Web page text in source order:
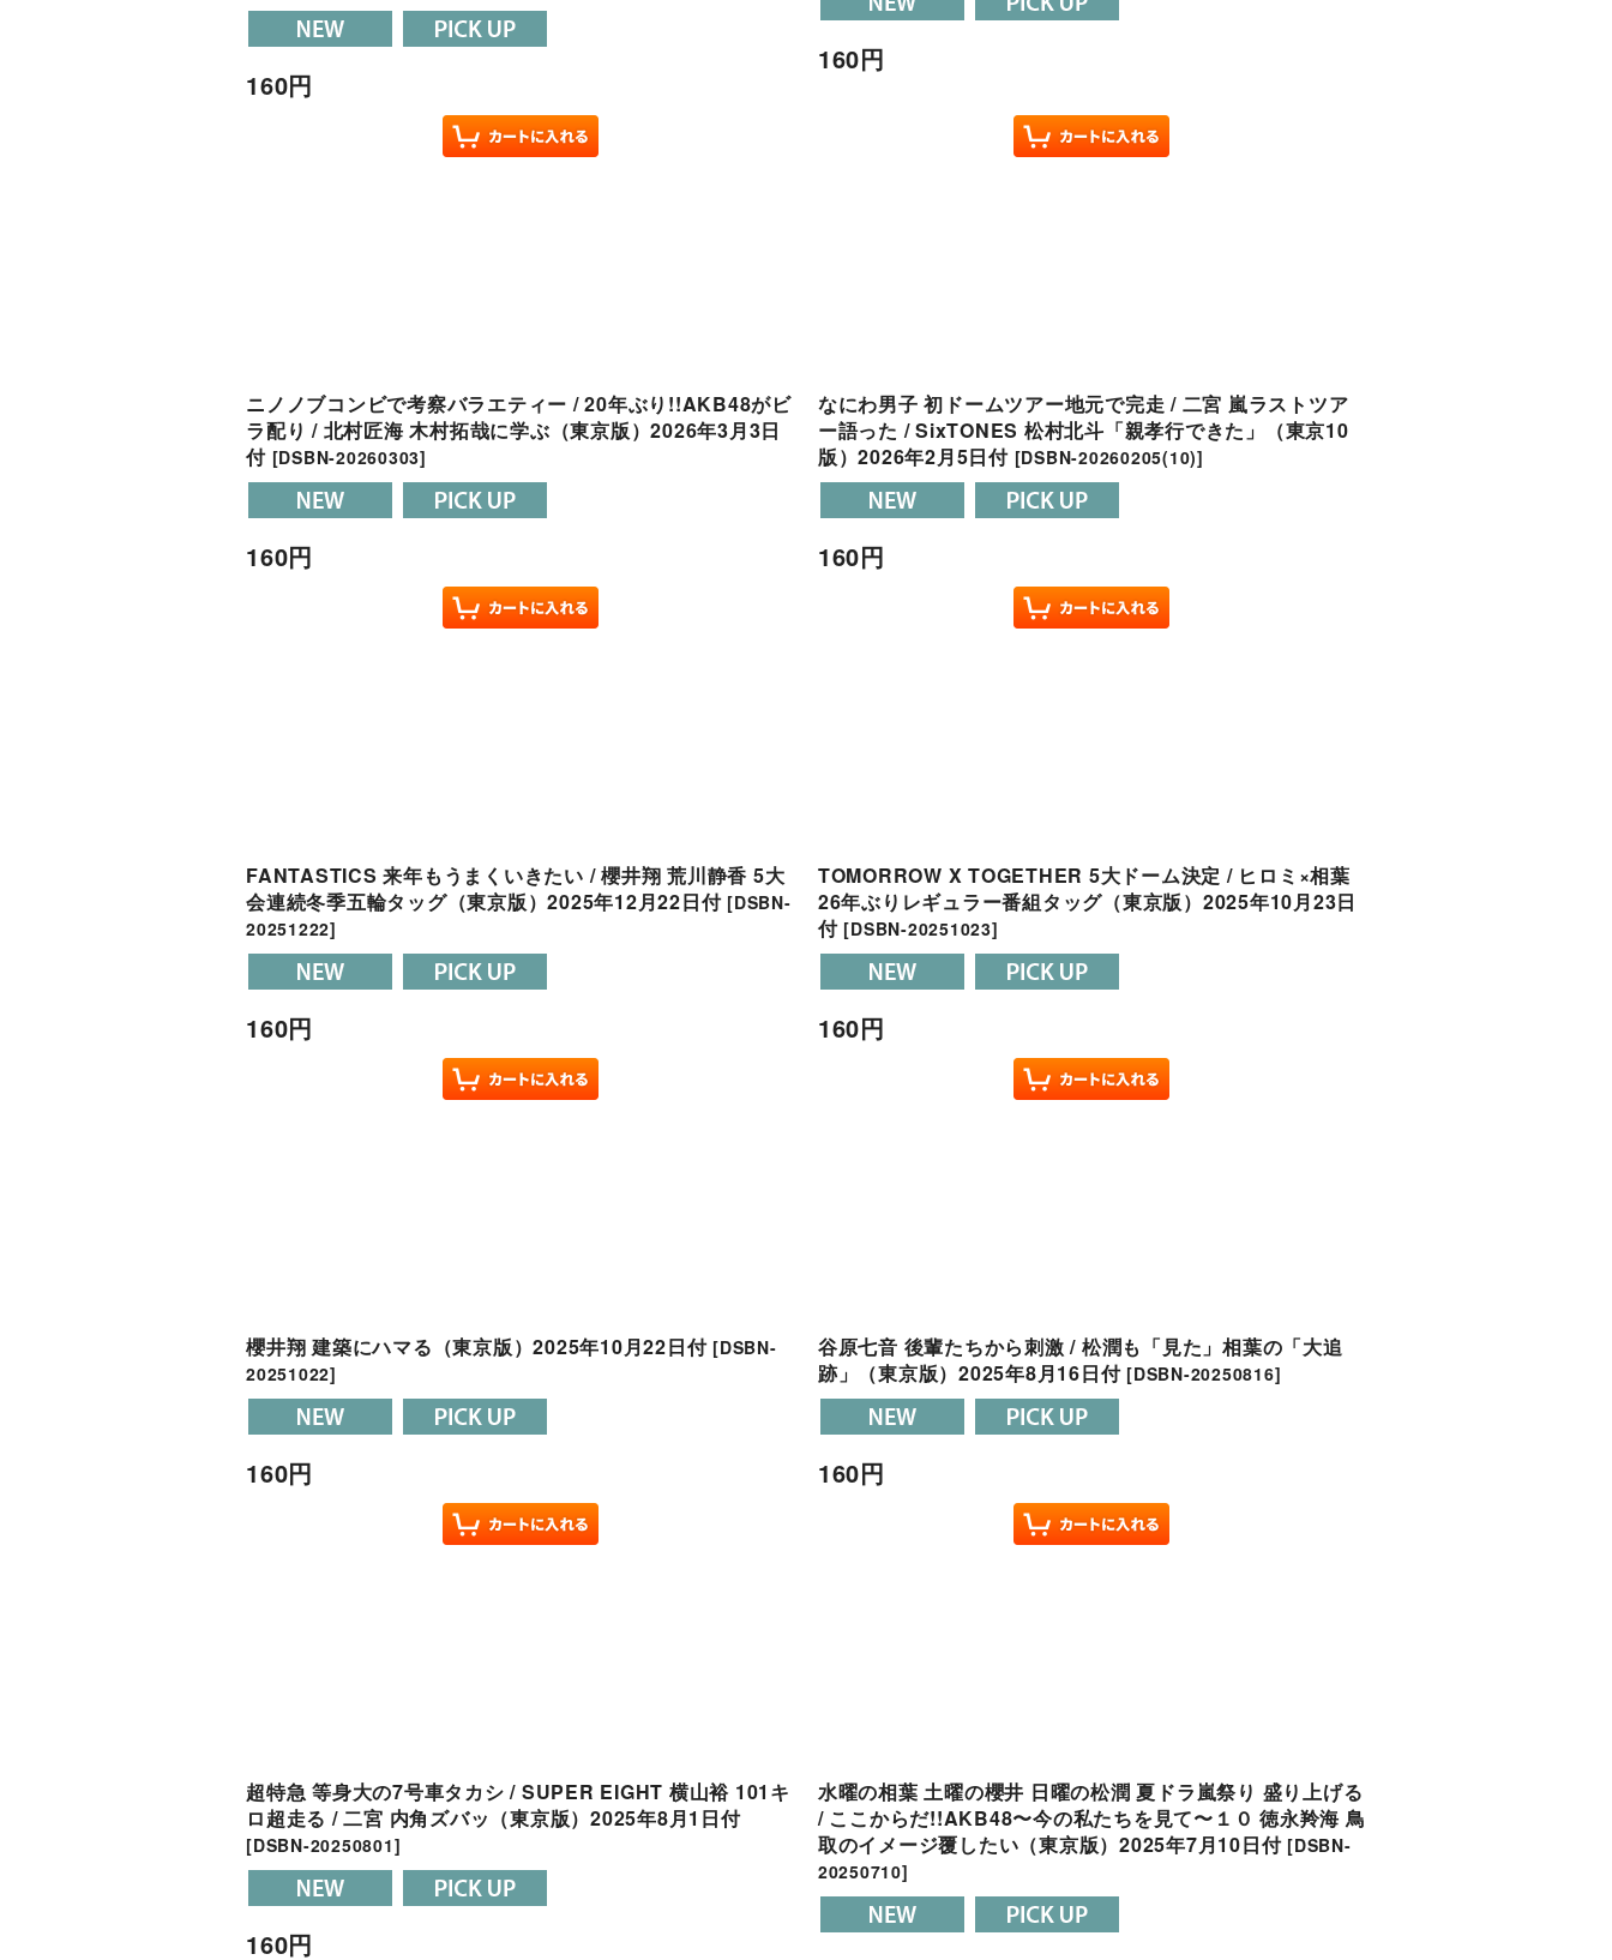
160円
160円
ニノノブコンビで考察バラエティー / 20年ぶり!!AKB48がビ
ラ配り / 北村匠海 木村拓哉に学ぶ（東京版）2026年3月3日
付 [DSBN-20260303]
160円
なにわ男子 初ドームツアー地元で完走 / 二宮 嵐ラストツア
ー語った / SixTONES 松村北斗「親孝行できた」（東京10
版）2026年2月5日付 [DSBN-20260205(10)]
160円
FANTASTICS 来年もうまくいきたい / 櫻井翔 荒川静香 5大
会連続冬季五輪タッグ（東京版）2025年12月22日付 [DSBN-
20251222]
160円
TOMORROW X TOGETHER 5大ドーム決定 / ヒロミ×相葉
26年ぶりレギュラー番組タッグ（東京版）2025年10月23日
付 [DSBN-20251023]
160円
櫻井翔 建築にハマる（東京版）2025年10月22日付 [DSBN-
20251022]
160円
谷原七音 後輩たちから刺激 / 松潤も「見た」相葉の「大追
跡」（東京版）2025年8月16日付 [DSBN-20250816]
160円
超特急 等身大の7号車タカシ / SUPER EIGHT 横山裕 101キ
ロ超走る / 二宮 内角ズバッ（東京版）2025年8月1日付
[DSBN-20250801]
160円
水曜の相葉 土曜の櫻井 日曜の松潤 夏ドラ嵐祭り 盛り上げる
/ ここからだ!!AKB48〜今の私たちを見て〜１０ 徳永羚海 鳥
取のイメージ覆したい（東京版）2025年7月10日付 [DSBN-
20250710]